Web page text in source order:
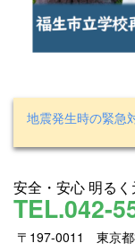
地震発生時の緊急
安全・安心 明る
TEL.042-
〒197-0011 東京